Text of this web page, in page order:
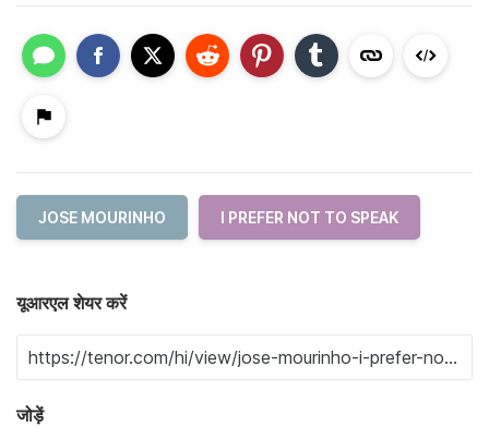
JOSE MOURINHO I PREFER NOT TO SPEAK
यूआरएल शेयर करें
जोड़ें